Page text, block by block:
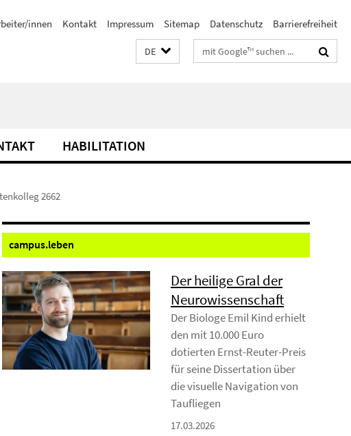
innen Kontakt Impressum Sitemap Datenschutz Barrierefreiheit
DE Suchbegriffe
HABILITATION
2662
campus.leben
Der heilige Gral der
Neurowissenschaft
Der Biologe Emil Kind erhielt
den mit 10.000 Euro
dotierten Ernst-Reuter-Preis
für seine Dissertation über
die visuelle Navigation von
Taufliegen
17.03.2026